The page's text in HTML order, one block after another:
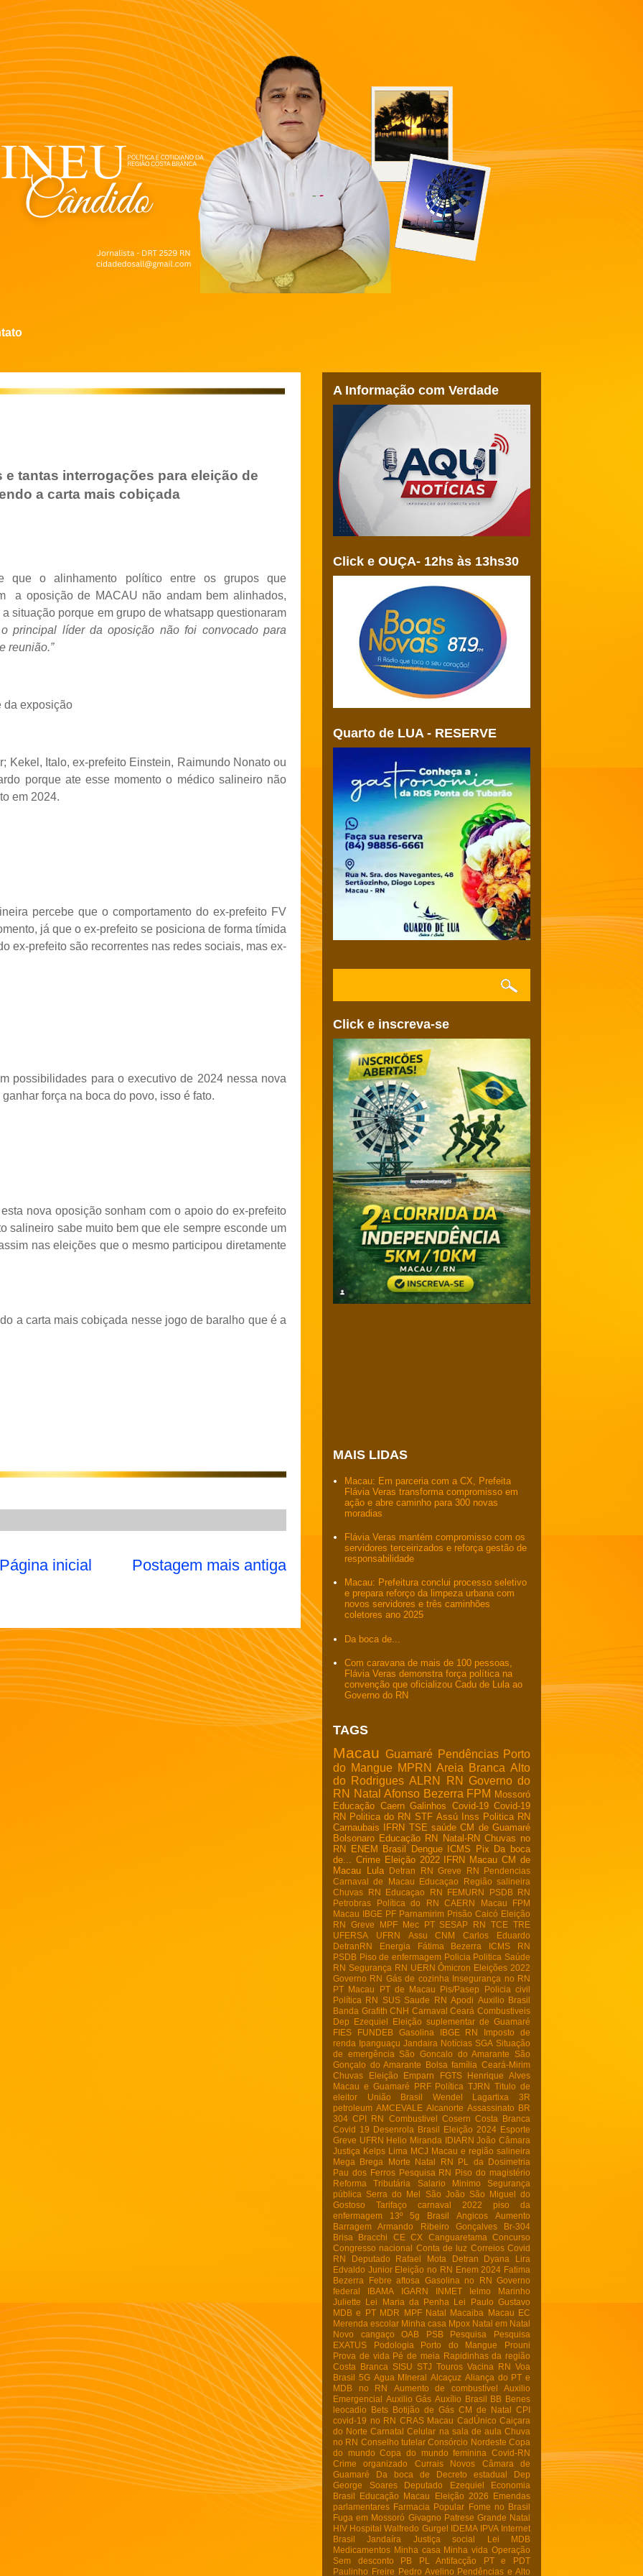
tantas interrogações para eleição de
a carta mais cobiçada
que o alinhamento político entre os grupos que
a oposição de MACAU não andam bem alinhados,
a situação porque em grupo de whatsapp questionaram
principal líder da oposição não foi convocado para
reunião.”
da exposição
Kekel, Italo, ex-prefeito Einstein, Raimundo Nonato ou
porque ate esse momento o médico salineiro não
em 2024.
percebe que o comportamento do ex-prefeito FV
já que o ex-prefeito se posiciona de forma tímida
ex-prefeito são recorrentes nas redes sociais, mas ex-
possibilidades para o executivo de 2024 nessa nova
força na boca do povo, isso é fato.
nova oposição sonham com o apoio do ex-prefeito
salineiro sabe muito bem que ele sempre esconde um
nas eleições que o mesmo participou diretamente
a carta mais cobiçada nesse jogo de baralho que é a
Postagem mais antiga
Página inicial
A Informação com Verdade
Click e OUÇA- 12hs às 13hs30
Quarto de LUA - RESERVE
Click e inscreva-se
MAIS LIDAS
Macau: Em parceria com a CX, Prefeita
Flávia Veras transforma compromisso em
ação e abre caminho para 300 novas
moradias
Flávia Veras mantém compromisso com os
servidores terceirizados e reforça gestão de
responsabilidade
Macau: Prefeitura conclui processo seletivo
e prepara reforço da limpeza urbana com
novos servidores e três caminhões
coletores ano 2025
Da boca de...
Com caravana de mais de 100 pessoas,
Flávia Veras demonstra força política na
convenção que oficializou Cadu de Lula ao
Governo do RN
TAGS
Macau Guamaré Pendências Porto
do Mangue MPRN Areia Branca Alto
do Rodrigues ALRN RN
Governo do
RN Natal Afonso Bezerra FPM Mossoró
Educação Caern Galinhos Covid-19 Covid-19
RN Politica do RN STF Assú Inss Politica RN
Carnaubais
IFRN TSE saúde CM de Guamaré
Bolsonaro Educação RN Natal-RN Chuvas no
RN
ENEM Brasil Dengue ICMS Pix Da boca
de...
Crime Eleição 2022 IFRN Macau CM de
Macau
Lula Detran RN Greve RN
Pendencias
Carnaval de Macau
Educaçao
Região salineira
Chuvas RN
Educaçao RN FEMURN
PSDB RN
Petrobras
Política do RN CAERN Macau
FPM
Macau IBGE PF Parnamirim Prisão Caicó Eleição
RN
Greve MPF Mec PT SESAP RN TCE TRE
UFERSA
UFRN Assu CNM
Carlos Eduardo
DetranRN
Energia Fátima Bezerra
ICMS RN
PSDB Piso de enfermagem Policia Politica Saúde
RN Segurança RN UERN Ômicron Eleições 2022
Governo RN Gás de cozinha Insegurança no RN
PT Macau
PT de Macau Pis/Pasep
Policia civil
Política RN
SUS Saude RN Apodi Auxilio Brasil
Banda Grafith CNH Carnaval Ceará Combustiveis
Dep Ezequiel
Eleição suplementar de Guamaré
FIES
FUNDEB Gasolina IBGE RN
Imposto de
renda Ipanguaçu Jandaira Notícias SGA Situação
de emergência
São Goncalo do Amarante
São
Gonçalo do Amarante
Bolsa família Ceará-Mirim
Chuvas
Eleição Emparn FGTS
Henrique Alves
Macau e Guamaré
PRF Política TJRN Titulo de
eleitor
União Brasil Wendel Lagartixa
3R
petroleum AMCEVALE Alcanorte Assassinato BR
304 CPI RN Combustivel Cosern Costa Branca
Covid 19 Desenrola Brasil Eleição 2024 Esporte
Greve UFRN Helio Miranda IDIARN João Câmara
Justiça Kelps Lima MCJ Macau e região salineira
Mega Brega
Morte Natal RN
PL da Dosimetria
Pau dos Ferros Pesquisa RN Piso do magistério
Reforma Tributária
Salario Minimo
Segurança
pública
Serra do Mel São João
São Miguel do
Gostoso
Tarifaço carnaval 2022
piso da
enfermagem
13º 5g Brasil Angicos
Aumento
Barragem Armando Ribeiro Gonçalves
Br-304
Brisa Bracchi
CE CX Canguaretama
Concurso
Congresso nacional Conta de luz Correios Covid
RN
Deputado Rafael Mota Detran
Dyana Lira
Edvaldo Junior Eleição no RN Enem 2024 Fatima
Bezerra
Febre aftosa Gasolina no RN Governo
federal
IBAMA IGARN INMET
Ielmo Marinho
Juliette
Lei Maria da Penha
Lei Paulo Gustavo
MDB e PT MDR MPF Natal Macaiba
Macau EC
Merenda escolar Minha casa Mpox Natal em Natal
Novo cangaço
OAB PSB Pesquisa
Pesquisa
EXATUS
Podologia Porto do Mangue
Prouni
Prova de vida Pé de meia Rapidinhas da região
Costa Branca
SISU STJ Touros Vacina RN Voa
Brasil 5G Agua MIneral Alcaçuz Aliança do PT e
MDB no RN
Aumento de combustível
Auxilio
Emergencial Auxilio Gás Auxílio Brasil BB Benes
leocadio
Bets Botijão de Gás CM de Natal CPI
covid-19 no RN CRAS Macau CadÚnico Caiçara
do Norte Carnatal Celular na sala de aula Chuva
no RN Conselho tutelar Consórcio Nordeste Copa
do mundo Copa do mundo feminina
Covid-RN
Crime organizado
Currais Novos
Câmara de
Guamaré
Da boca de Decreto estadual
Dep
George Soares
Deputado Ezequiel
Economia
Brasil
Educação Macau Eleição 2026
Emendas
parlamentares Farmacia Popular Fome no Brasil
Fuga em Mossoró Givagno Patrese Grande Natal
HIV Hospital Walfredo Gurgel IDEMA IPVA Internet
Brasil
Jandaíra Justiça social Lei
MDB
Medicamentos Minha casa Minha vida Operação
Sem desconto
PB PL Antifacção
PT e PDT
Paulinho Freire Pedro Avelino Pendências e Alto